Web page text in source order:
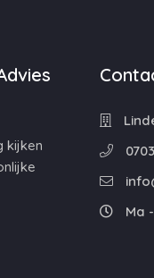
kijken
Ma